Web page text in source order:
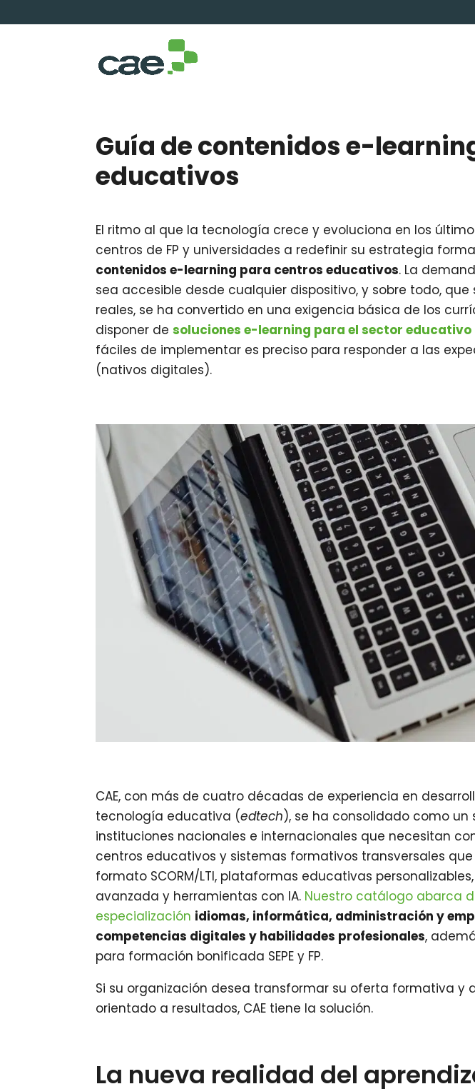
Guía de contenidos e-
educativos
El ritmo al que la tecnología crece y evoluciona en los
centros de FP y universidades a redefinir su estrategia
contenidos e-learning para centros educativos. La
sea accesible desde cualquier dispositivo, y sobre todo,
reales, se ha convertido en una exigencia básica de los
disponer desoluciones e-learning para el sector educativo
fáciles de implementar es preciso para responder a las
(nativos digitales).
CAE, con más de cuatro décadas de experiencia en
tecnología educativa (edtech), se ha consolidado como
instituciones nacionales e internacionales que necesitan
centros educativos y sistemas formativos transversales
formato SCORM/LTI, plataformas educativas
avanzada y herramientas con IA. Nuestro catálogo abarca
especialización idiomas, informática, administración y
competencias digitales y habilidades profesionales,
para formación bonificada SEPE y FP.
Si su organización desea transformar su oferta formativa y
orientado a resultados, CAE tiene la solución.
La nueva realidad del